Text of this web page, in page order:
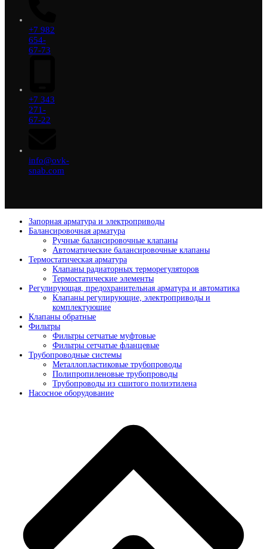
+7 982
654-
67-73
+7 343
271-
67-22
info@ovk-
snab.com
Запорная арматура и электроприводы
Балансировочная арматура
Ручные балансировочные клапаны
Автоматические балансировочные клапаны
Термостатическая арматура
Клапаны радиаторных терморегуляторов
Термостатические элементы
Регулирующая, предохранительная арматура и автоматика
Клапаны регулирующие, электроприводы и
комплектующие
Клапаны обратные
Фильтры
Фильтры сетчатые муфтовые
Фильтры сетчатые фланцевые
Трубопроводные системы
Металлопластиковые трубопроводы
Полипропиленовые трубопроводы
Трубопроводы из сшитого полиэтилена
Насосное оборудование